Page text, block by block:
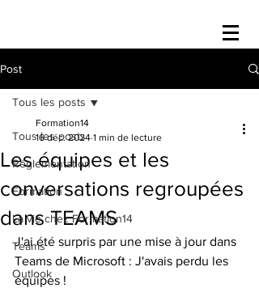
Post
Tous les posts
Réglementation
Formation
La vie chez Formation14
Teams
Outlook
Tous les posts
Les équipes et les
conversations regroupées
dans TEAMS
Formation14
16 déc. 2024 1 min de lecture
J'ai été surpris par une mise à jour dans
Teams de Microsoft : J'avais perdu les
équipes !